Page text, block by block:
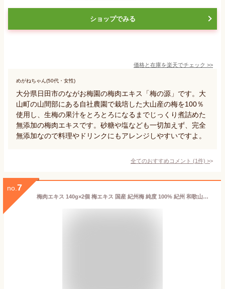
ショップでみる
価格と在庫を楽天でチェック >>
めがねちゃん(50代・女性)
大分県日田市のながお梅園の梅肉エキス「梅の源」です。大
山町の山間部にある自社農園で栽培した大山産の梅を100％
使用し、生梅の果汁をとろとろになるまでじっくり煮詰めた
無添加の梅肉エキスです。砂糖や塩なども一切加えず、完全
無添加なので料理やドリンクにもアレンジしやすいですよ。
全てのおすすめコメント (1件) >
no. 7
梅肉エキス 140g×2個 梅エキス 国産 紀州梅 純度 100% 紀州 和歌山県産 保存料 無添加 濃縮エキス ペースト 練り状 練状 青梅 果汁 健康食品 サプリ クエン酸 ムメフラール 無着色 無香料 保存料 砂糖 不使用 おすすめ おためし お試し 売れ筋 人気 ランキング 青 うめ